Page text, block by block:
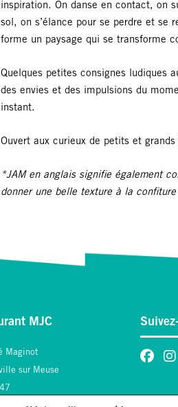
inspiration. On danse en contact, on
sol, on s’élance pour se perdre et se
forme un paysage qui se transforme
Quelques petites consignes ludiques
des envies et des impulsions du
instant.
Ouvert aux curieux de petits et
*JAM en anglais signifie également
donner une belle texture à la
MJC
Maginot
sur Meuse